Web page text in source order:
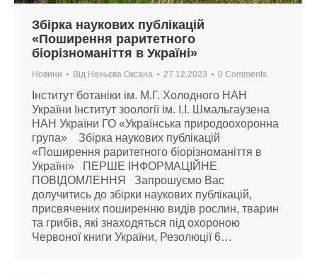
Збірка наукових публікацій
«Поширення раритетного
біорізноманіття в Україні»
Новини Від Наньєва Оксана 27.12.2023 0 Comments
Інститут ботаніки ім. М.Г. Холодного НАН
України Інститут зоології ім. І.І. Шмальгаузена
НАН України ГО «Українська природоохоронна
група» Збірка наукових публікацій
«Поширення раритетного біорізноманіття в
Україні» ПЕРШЕ ІНФОРМАЦІЙНЕ
ПОВІДОМЛЕННЯ Запрошуємо Вас
долучитись до збірки наукових публікацій,
присвячених поширенню видів рослин, тварин
та грибів, які знаходяться під охороною
Червоної книги України, Резолюції 6…